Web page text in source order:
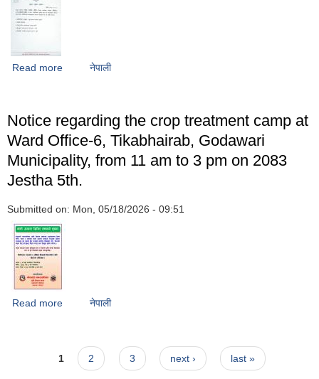
Read more about Regarding the documents required for medical
नेपाली
Notice regarding the crop treatment camp at
Ward Office-6, Tikabhairab, Godawari
Municipality, from 11 am to 3 pm on 2083
Jestha 5th.
Submitted on: Mon, 05/18/2026 - 09:51
Read more about Notice regarding the crop treatment camp at Ward
नेपाली
Pages
1 2 3 next › last »